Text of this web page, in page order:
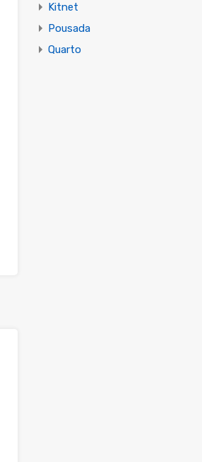
Kitnet
Pousada
Quarto